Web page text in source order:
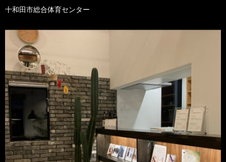
十和田市総合体育センター